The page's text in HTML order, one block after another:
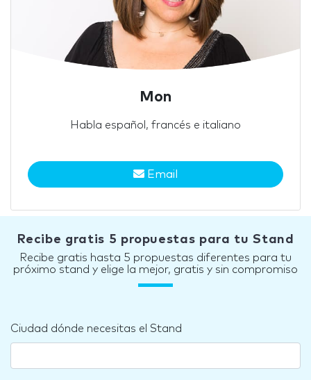
Mon
Habla español, francés e italiano
Email
Recibe gratis 5 propuestas para tu Stand
Recibe gratis hasta 5 propuestas diferentes para tu
próximo stand y elige la mejor, gratis y sin compromiso
Ciudad dónde necesitas el Stand